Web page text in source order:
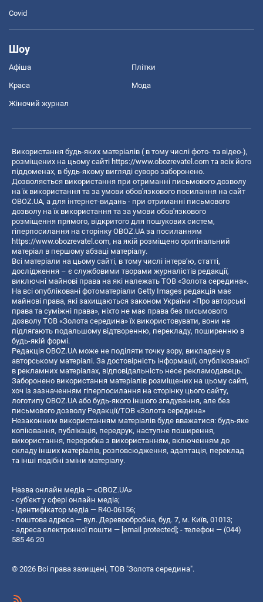
Covid
Шоу
Афіша Плітки
Краса Мода
Жіночий журнал
Використання будь-яких матеріалів ( в тому числі фото- та відео-),
розміщених на цьому сайті https://www.obozrevatel.com та всіх його
піддоменах, в будь-якому вигляді суворо заборонено.
Дозволяється використання при отриманні письмового дозволу
на їх використання та за умови обов'язкового посилання на сайт
OBOZ.UA, а для інтернет-видань - при отриманні письмового
дозволу на їх використання та за умови обов'язкового
розміщення прямого, відкритого для пошукових систем,
гіперпосилання на сторінку OBOZ.UA за посиланням
https://www.obozrevatel.com, на якій розміщено оригінальний
матеріал в першому абзаці матеріалу.
Всі матеріали на цьому сайті, в тому числі інтерв’ю, статті,
дослідження – є службовими творами журналістів редакції,
виключні майнові права на які належать ТОВ «Золота середина».
На всі опубліковані фотоматеріали Getty Images редакція має
майнові права, які захищаються законом України «Про авторські
права та суміжні права», ніхто не має права без письмового
дозволу ТОВ «Золота середина» їх використовувати, вони не
підлягають подальшому відтворенню, перекладу, поширенню в
будь-якій формі.
Редакція OBOZ.UA може не поділяти точку зору, викладену в
авторському матеріалі. За достовірність інформації, опублікованої
в рекламних матеріалах, відповідальність несе рекламодавець.
Заборонено використання матеріалів розміщених на цьому сайті,
хоч із зазначенням гіперпосилання на сторінку цього сайту,
логотипу OBOZ.UA або будь-якого іншого згадування, але без
письмового дозволу Редакції/ТОВ «Золота середина»
Незаконним використанням матеріалів буде вважатися: будь-яке
копiювання, публiкацiя, передрук, наступне поширення,
використання, переробка з використанням, включенням до
складу інших матеріалів, розповсюдження, адаптація, переклад
та інші подібні зміни матеріалу.
Назва онлайн медіа — «OBOZ.UA»
- суб'єкт у сфері онлайн медіа;
- ідентифікатор медіа — R40-06156;
- поштова адреса — вул. Деревообробна, буд. 7, м. Київ, 01013;
- адреса електронної пошти — [email protected]; - телефон — (044)
585 46 20
© 2026 Всі права захищені, ТОВ "Золота середина".